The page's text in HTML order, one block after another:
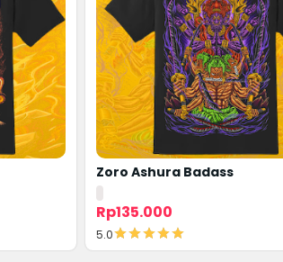
Zoro Ashura Badass
Rp135.000
5.0